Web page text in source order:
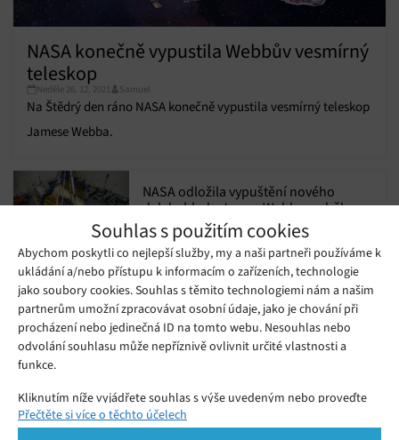
Souhlas s použitím cookies
Abychom poskytli co nejlepší služby, my a naši partneři používáme k
ukládání a/nebo přístupu k informacím o zařízeních, technologie
jako soubory cookies. Souhlas s těmito technologiemi nám a našim
partnerům umožní zpracovávat osobní údaje, jako je chování při
procházení nebo jedinečná ID na tomto webu. Nesouhlas nebo
odvolání souhlasu může nepříznivě ovlivnit určité vlastnosti a
funkce.
Kliknutím níže vyjádřete souhlas s výše uvedeným nebo proveďte
podrobnější rozhodnutí. Vaše volby budou použity pouze na tomto
Přečtěte si více o těchto účelech
NASA konečně vypustila Webbův vesmírný
teleskop
Neděle 26. 12. 2021 Samuel
Na Štědrý den ráno NASA konečně vypustila vesmírný teleskop
Jamese Webba.
NASA odložila vypuštění nového
dalekohledu James Webb, proběhne
31. října příštího roku
Neděle 19. 07. 2020
Radioaktivní voda z elektrárny ve
Fukušimě bude muset být vypuštěna
do oceánu
Středa 11. 09. 2019 Redakce
SpaceX úspěšně vypustila prvních 60
internet